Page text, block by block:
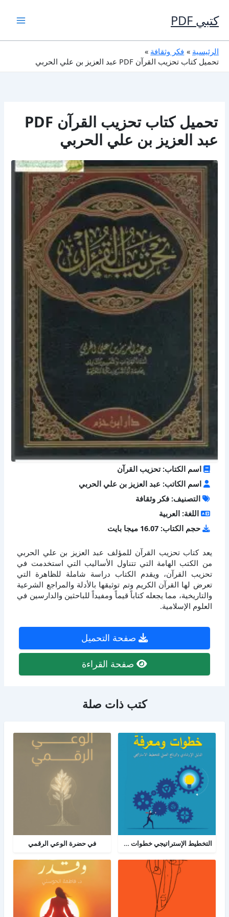
إلى
المحتوى
كتبي PDF
الرئيسية
فكر وثقافة
تحميل كتاب تحزيب القرآن PDF عبد العزيز بن علي الحربي
تحميل كتاب تحزيب القرآن PDF
عبد العزيز بن علي الحربي
اسم الكتاب: تحزيب القرآن
اسم الكاتب: عبد العزيز بن علي الحربي
التصنيف: فكر وثقافة
اللغة: العربية
حجم الكتاب: 16.07 ميجا بايت
يعد كتاب تحزيب القرآن للمؤلف عبد العزيز بن علي الحربي
من الكتب الهامة التي تتناول الأساليب التي استخدمت في
تحزيب القرآن، ويقدم الكتاب دراسة شاملة للظاهرة التي
تعرض لها القرآن الكريم وتم توثيقها بالأدلة والمراجع الشرعية
والتاريخية، مما يجعله كتاباً قيماً ومفيداً للباحثين والدارسين في
العلوم الإسلامية.
صفحة التحميل
صفحة القراءة
كتب ذات صلة
التخطيط الإستراتيجي خطوات ومعرفة: الدليل الإرشادي والبرنامج العملي للتخطيط في حضرة الوعي الرقمي